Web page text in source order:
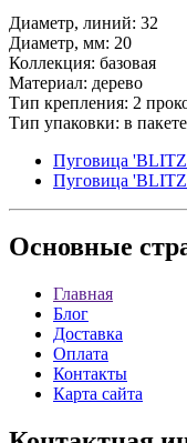
Диаметр, линий: 32
Диаметр, мм: 20
Коллекция: базовая
Материал: дерево
Тип крепления: 2
Тип упаковки: в
Пуговица
Пуговица
Основные
Главная
Блог
Доставка
Оплата
Контакты
Карта сайта